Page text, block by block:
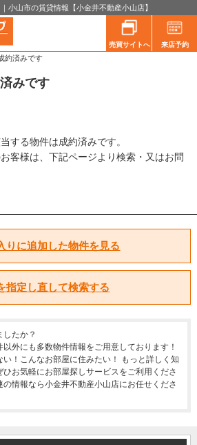
小山市の賃貸情報【小金井不動産小山店】
売買サイトへ
来店予約
約済みです
みです
する物件は成約済みです。
客様は、下記ページより検索・又はお問
りに追加した物件を見る
指定し直して検索する
したか？
外にも多数物件情報をご用意しております！
！こんなお部屋に住みたい！ もっと詳しく知
ひお気軽にお部屋探しサービスをご利用くださ
情報なら小金井不動産小山店にお任せくださ